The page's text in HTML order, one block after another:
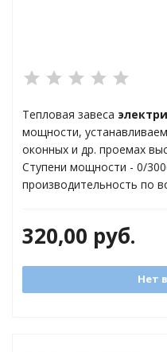
Тепловая завеса
мощности,
оконных и др. проемах
Ступени мощности - 0/
производительность по
320,00 руб.
Нет